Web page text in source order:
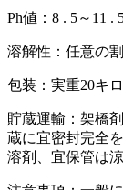
Ph値：8 . 5～11 .
溶解性：任意の
包装：実重20キ
貯蔵運輸：架橋
蔵に宜密封完全
溶剤、宜保管は